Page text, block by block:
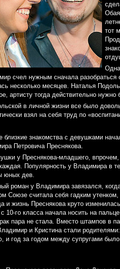
тот
счел нужным сначала
несколько месяцев. Наталья
артисту тогда действительно
в личной жизни все было
взял на себя труд по
знакомства с девушками
Петровича Преснякова.
у Преснякова-младшего,
Популярность у Владимира в
юных дев.
роман у Владимира завязался,
Союзе считала себя гадким
и жизнь Преснякова круто
10-го класса начала носить на
пара не стала. Вместо штампов в
и Кристина стали
год за годом между супругами